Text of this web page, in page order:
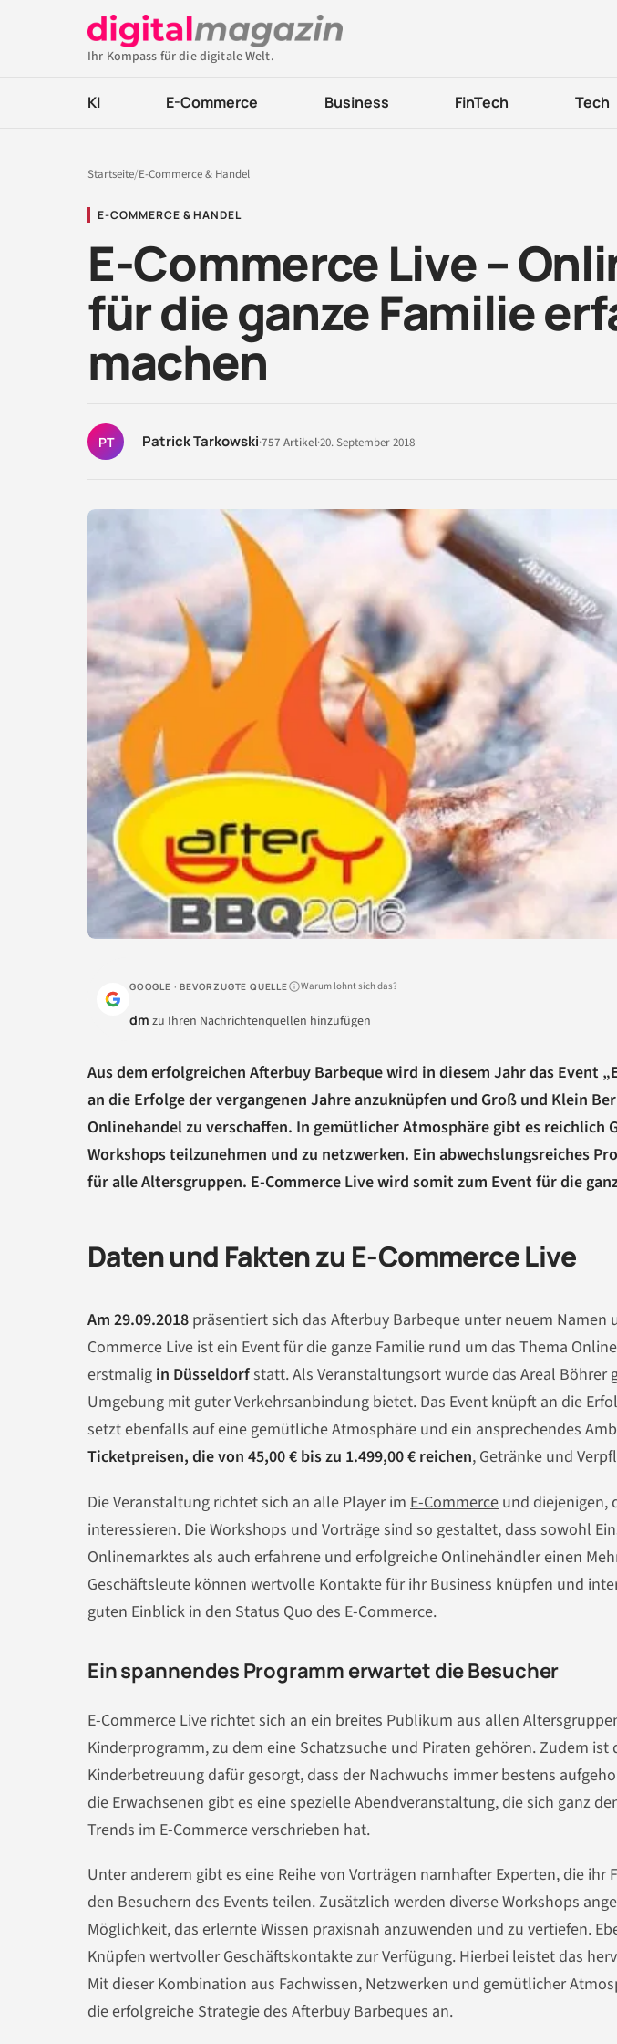
Ihr Kompass für die digitale Welt.
KI E-Commerce Business FinTech Tech
Startseite/E-Commerce & Handel
E-COMMERCE & HANDEL
E-Commerce Live –
für die ganze Familie
machen
PT Patrick Tarkowski·757 Artikel·20. September 2018
GOOGLE · BEVORZUGTE QUELLE Warum lohnt sich das?
dm zu Ihren Nachrichtenquellen hinzufügen
Aus dem erfolgreichen Afterbuy Barbeque wird in diesem Jahr das Event „
an die Erfolge der vergangenen Jahre anzuknüpfen und Groß und Klein
Onlinehandel zu verschaffen. In gemütlicher Atmosphäre gibt es reichlich
Workshops teilzunehmen und zu netzwerken. Ein abwechslungsreiches
für alle Altersgruppen. E-Commerce Live wird somit zum Event für die
Daten und Fakten zu E-Commerce Live
Am 29.09.2018 präsentiert sich das Afterbuy Barbeque unter neuem Namen
Commerce Live ist ein Event für die ganze Familie rund um das Thema
erstmalig in Düsseldorfstatt. Als Veranstaltungsort wurde das Areal Böhrer
Umgebung mit guter Verkehrsanbindung bietet. Das Event knüpft an die
setzt ebenfalls auf eine gemütliche Atmosphäre und ein ansprechendes
Ticketpreisen, die von 45,00 € bis zu 1.499,00 € reichen, Getränke und
Die Veranstaltung richtet sich an alle Player im E-Commerce und diejenigen,
interessieren. Die Workshops und Vorträge sind so gestaltet, dass sowohl
Onlinemarktes als auch erfahrene und erfolgreiche Onlinehändler einen
Geschäftsleute können wertvolle Kontakte für ihr Business knüpfen und
guten Einblick in den Status Quo des E-Commerce.
Ein spannendes Programm erwartet die Besucher
E-Commerce Live richtet sich an ein breites Publikum aus allen
Kinderprogramm, zu dem eine Schatzsuche und Piraten gehören. Zudem
Kinderbetreuung dafür gesorgt, dass der Nachwuchs immer bestens
die Erwachsenen gibt es eine spezielle Abendveranstaltung, die sich ganz
Trends im E-Commerce verschrieben hat.
Unter anderem gibt es eine Reihe von Vorträgen namhafter Experten, die ihr
den Besuchern des Events teilen. Zusätzlich werden diverse Workshops
Möglichkeit, das erlernte Wissen praxisnah anzuwenden und zu vertiefen.
Knüpfen wertvoller Geschäftskontakte zur Verfügung. Hierbei leistet das
Mit dieser Kombination aus Fachwissen, Netzwerken und gemütlicher
die erfolgreiche Strategie des Afterbuy Barbeques an.